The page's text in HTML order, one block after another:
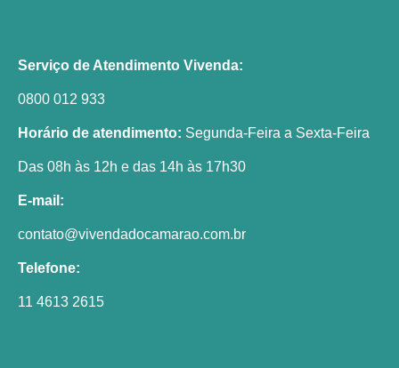
Serviço de Atendimento Vivenda:
0800 012 933
Horário de atendimento: Segunda-Feira a Sexta-Feira
Das 08h às 12h e das 14h às 17h30
E-mail:
contato@vivendadocamarao.com.br
Telefone:
11 4613 2615